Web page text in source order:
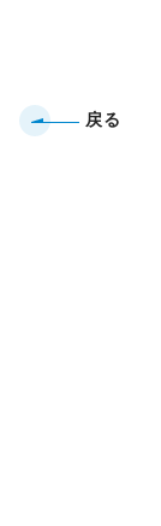
戻る